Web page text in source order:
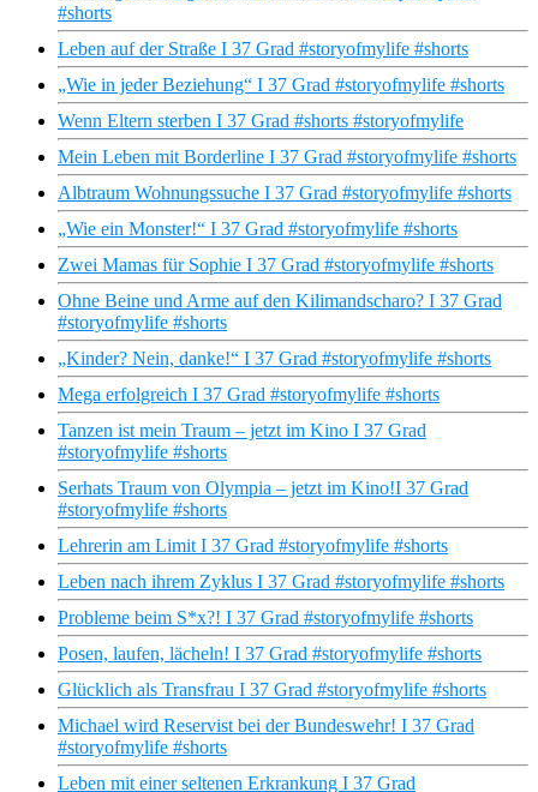
#shorts
Leben auf der Straße I 37 Grad #storyofmylife #shorts
„Wie in jeder Beziehung“ I 37 Grad #storyofmylife #shorts
Wenn Eltern sterben I 37 Grad #shorts #storyofmylife
Mein Leben mit Borderline I 37 Grad #storyofmylife #shorts
Albtraum Wohnungssuche I 37 Grad #storyofmylife #shorts
„Wie ein Monster!“ I 37 Grad #storyofmylife #shorts
Zwei Mamas für Sophie I 37 Grad #storyofmylife #shorts
Ohne Beine und Arme auf den Kilimandscharo? I 37 Grad
#storyofmylife #shorts
„Kinder? Nein, danke!“ I 37 Grad #storyofmylife #shorts
Mega erfolgreich I 37 Grad #storyofmylife #shorts
Tanzen ist mein Traum – jetzt im Kino I 37 Grad
#storyofmylife #shorts
Serhats Traum von Olympia – jetzt im Kino!I 37 Grad
#storyofmylife #shorts
Lehrerin am Limit I 37 Grad #storyofmylife #shorts
Leben nach ihrem Zyklus I 37 Grad #storyofmylife #shorts
Probleme beim S*x?! I 37 Grad #storyofmylife #shorts
Posen, laufen, lächeln! I 37 Grad #storyofmylife #shorts
Glücklich als Transfrau I 37 Grad #storyofmylife #shorts
Michael wird Reservist bei der Bundeswehr! I 37 Grad
#storyofmylife #shorts
Leben mit einer seltenen Erkrankung I 37 Grad